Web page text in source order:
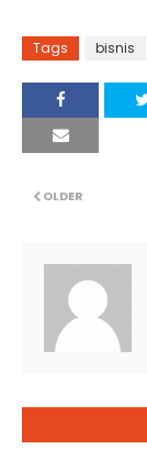
Tags bisnis
OLDER